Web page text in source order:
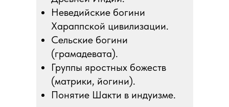
Неведийские богини
Хараппской цивилизации.
Сельские богини
(грамадевата).
Группы яростных божеств
(матрики, йогини).
Понятие Шакти в индуизме.